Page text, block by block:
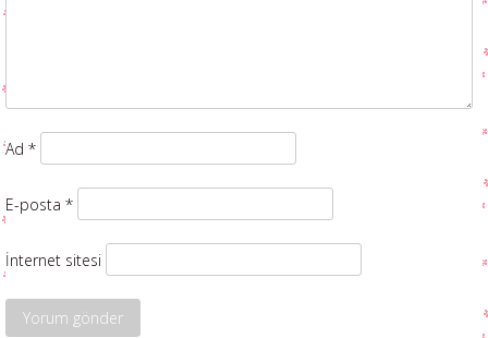
Ad *
E-posta *
İnternet sitesi